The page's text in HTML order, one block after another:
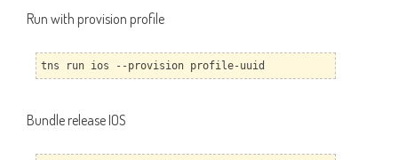
Run with provision profile
tns run ios --provision profile-uuid
Bundle release IOS